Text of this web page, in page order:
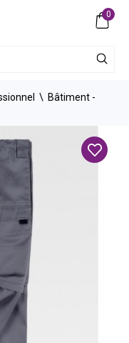
0
Bâtiment -